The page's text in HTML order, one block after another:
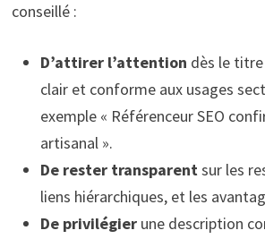
conseillé :
D’attirer l’attention dès le
clair et conforme aux usages
exemple « Référenceur SEO
artisanal ».
De rester transparentsur les
liens hiérarchiques, et les
De privilégierune description